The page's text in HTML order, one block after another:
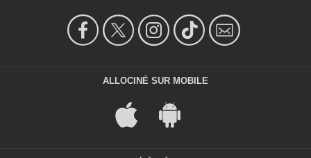
ALLOCINÉ SUR MOBILE